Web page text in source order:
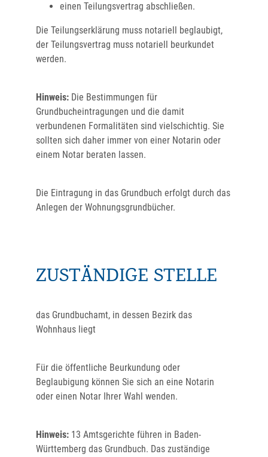
einen Teilungsvertrag abschließen.
Die Teilungserklärung muss notariell beglaubigt,
der Teilungsvertrag muss notariell beurkundet
werden.
Hinweis: Die Bestimmungen für
Grundbucheintragungen und die damit
verbundenen Formalitäten sind vielschichtig. Sie
sollten sich daher immer von einer Notarin oder
einem Notar beraten lassen.
Die Eintragung in das Grundbuch erfolgt durch das
Anlegen der Wohnungsgrundbücher.
ZUSTÄNDIGE STELLE
das Grundbuchamt, in dessen Bezirk das
Wohnhaus liegt
Für die öffentliche Beurkundung oder
Beglaubigung können Sie sich an eine Notarin
oder einen Notar Ihrer Wahl wenden.
Hinweis: 13 Amtsgerichte führen in Baden-
Württemberg das Grundbuch. Das zuständige